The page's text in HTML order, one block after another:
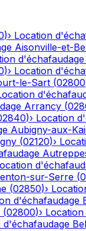
)› Location
Aisonville-et-
d'échafaudage
)› Location
le-Sart (02800
Arrancy (
)› Location
Aubigny-aux-
(02120)›
sur-Serre (
(02850)›
d'échafaudage
(02800)›
d'échafaudage